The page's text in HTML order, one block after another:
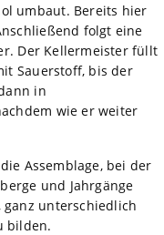
umbaut. Bereits hier
folgt eine
Der Kellermeister füllt
Sauerstoff, bis der
in
wie er weiter
Assemblage, bei der
und Jahrgänge
unterschiedlich
bilden.